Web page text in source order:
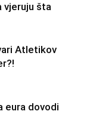
vjeruju šta
Atletikov
eura dovodi